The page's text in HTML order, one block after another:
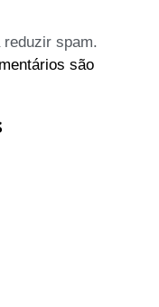
spam.
são